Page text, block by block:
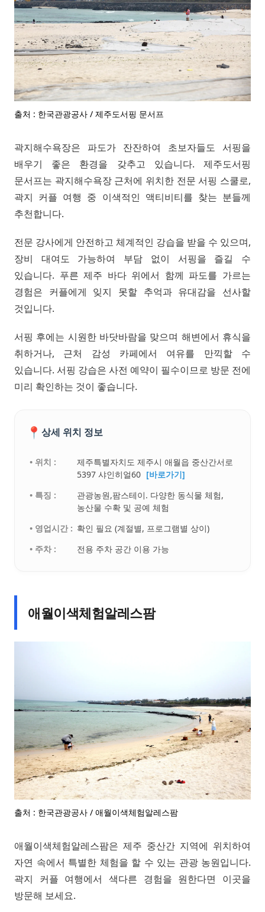
출처 : 한국관광공사 / 제주도서핑 문서프
곽지해수욕장은 파도가 잔잔하여 초보자들도 서핑을
배우기 좋은 환경을 갖추고 있습니다. 제주도서핑
문서프는 곽지해수욕장 근처에 위치한 전문 서핑 스쿨로,
곽지 커플 여행 중 이색적인 액티비티를 찾는 분들께
추천합니다.
전문 강사에게 안전하고 체계적인 강습을 받을 수 있으며,
장비 대여도 가능하여 부담 없이 서핑을 즐길 수
있습니다. 푸른 제주 바다 위에서 함께 파도를 가르는
경험은 커플에게 잊지 못할 추억과 유대감을 선사할
것입니다.
서핑 후에는 시원한 바닷바람을 맞으며 해변에서 휴식을
취하거나, 근처 감성 카페에서 여유를 만끽할 수
있습니다. 서핑 강습은 사전 예약이 필수이므로 방문 전에
미리 확인하는 것이 좋습니다.
📍 상세 위치 정보
• 위치 :
제주특별자치도 제주시 애월읍 중산간서로
5397 샤인히얼60 [바로가기]
• 특징 :
관광농원,팜스테이. 다양한 동식물 체험,
농산물 수확 및 공예 체험
• 영업시간 : 확인 필요 (계절별, 프로그램별 상이)
• 주차 :
전용 주차 공간 이용 가능
애월이색체험알레스팜
출처 : 한국관광공사 / 애월이색체험알레스팜
애월이색체험알레스팜은 제주 중산간 지역에 위치하여
자연 속에서 특별한 체험을 할 수 있는 관광 농원입니다.
곽지 커플 여행에서 색다른 경험을 원한다면 이곳을
방문해 보세요.